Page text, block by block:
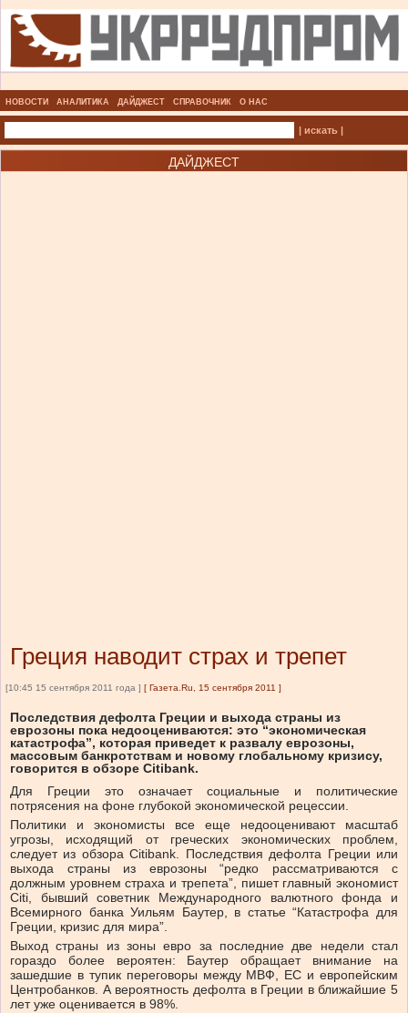
НОВОСТИ АНАЛИТИКА ДАЙДЖЕСТ СПРАВОЧНИК О НАС
| искать |
ДАЙДЖЕСТ
Греция наводит страх и трепет
[10:45 15 сентября 2011 года ] [ Газета.Ru, 15 сентября 2011 ]
Последствия дефолта Греции и выхода страны из
еврозоны пока недооцениваются: это “экономическая
катастрофа”, которая приведет к развалу еврозоны,
массовым банкротствам и новому глобальному кризису,
говорится в обзоре Citibank.
Для Греции это означает социальные и политические
потрясения на фоне глубокой экономической рецессии.
Политики и экономисты все еще недооценивают масштаб
угрозы, исходящий от греческих экономических проблем,
следует из обзора Citibank. Последствия дефолта Греции или
выхода страны из еврозоны “редко рассматриваются с
должным уровнем страха и трепета”, пишет главный экономист
Citi, бывший советник Международного валютного фонда и
Всемирного банка Уильям Баутер, в статье “Катастрофа для
Греции, кризис для мира”.
Выход страны из зоны евро за последние две недели стал
гораздо более вероятен: Баутер обращает внимание на
зашедшие в тупик переговоры между МВФ, ЕС и европейским
Центробанков. А вероятность дефолта в Греции в ближайшие 5
лет уже оценивается в 98%.